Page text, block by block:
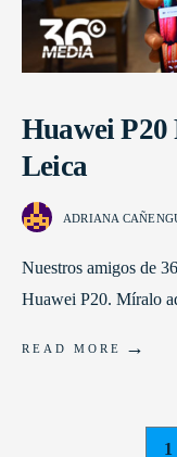
Huawei P20
Leica
ADRIANA
Nuestros amigos de
Huawei P20. Míralo
READ MORE →
1